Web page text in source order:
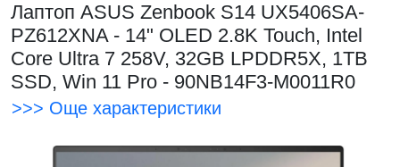
Лаптоп ASUS Zenbook S14 UX5406SA-
PZ612XNA - 14" OLED 2.8K Touch, Intel
Core Ultra 7 258V, 32GB LPDDR5X, 1TB
SSD, Win 11 Pro - 90NB14F3-M0011R0
>>> Още характеристики